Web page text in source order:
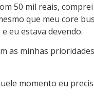
50 mil reais,
que meu core
eu estava devendo.
as minhas
momento eu